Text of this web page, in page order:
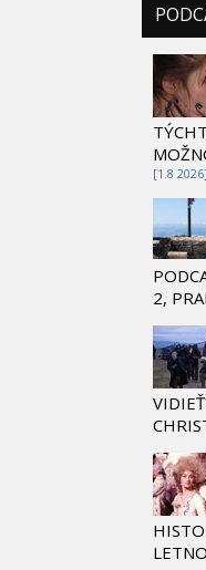
[1.8 2026]
2,